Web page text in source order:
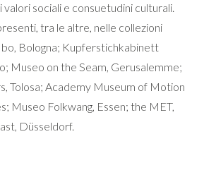
sociali e consuetudini culturali.
tra le altre, nelle collezioni
Bologna; Kupferstichkabinett
Museo on the Seam, Gerusalemme;
Tolosa; Academy Museum of Motion
Museo Folkwang, Essen; the MET,
Düsseldorf.